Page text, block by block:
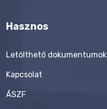
Hasznos
Letölthető dokumentumok
Kapcsolat
ÁSZF